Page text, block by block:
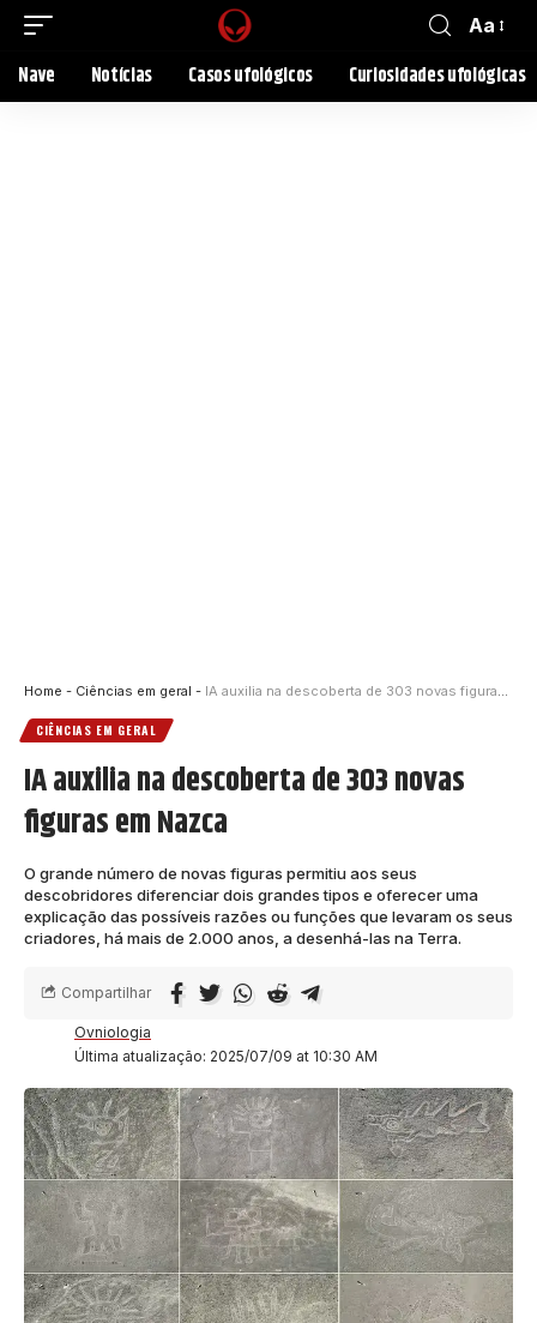
Aa
Nave Notícias Casos ufológicos Curiosidades ufológicas
Home - Ciências em geral - IA auxilia na descoberta de 303 novas figuras em Nazca
CIÊNCIAS EM GERAL
IA auxilia na descoberta de 303 novas
figuras em Nazca
O grande número de novas figuras permitiu aos seus
descobridores diferenciar dois grandes tipos e oferecer uma
explicação das possíveis razões ou funções que levaram os seus
criadores, há mais de 2.000 anos, a desenhá-las na Terra.
Última atualização: 2025/07/09 at 10:30 AM
Ovniologia
Compartilhar